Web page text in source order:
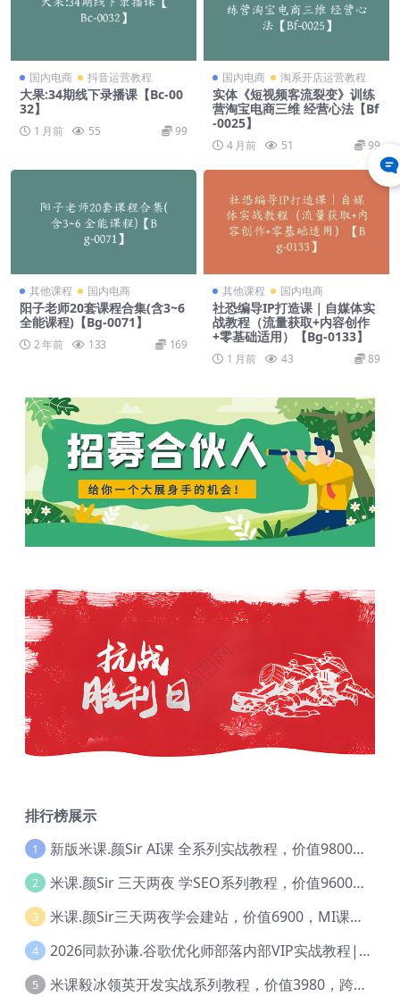
国内电商 抖音运营教程
大果:34期线下录播课【Bc-00
32】
1 月前 55 99
国内电商 淘系开店运营教程
实体《短视频客流裂变》训练
营淘宝电商三维 经营心法【Bf
-0025】
4 月前 51 99
其他课程 国内电商
阳子老师20套课程合集(含3~6
全能课程)【Bg-0071】
2 年前 133 169
其他课程 国内电商
社恐编导IP打造课｜自媒体实
战教程（流量获取+内容创作
+零基础适用）【Bg-0133】
1 月前 43 89
排行榜展示
1 新版米课.颜Sir AI课 全系列实战教程，价值9800，跨境首选！【Ag-0052】
2 米课.颜Sir 三天两夜 学SEO系列教程，价值9600元，跨境人都在学 【Ag-0056】
3 米课.颜Sir三天两夜学会建站，价值6900，MI课甄选课程 【Ag-0055】
4 2026同款孙谦.谷歌优化师部落内部VIP实战教程|价值4999元全网独家解码（官方报名版本）【@034】
5 米课毅冰领英开发实战系列教程，价值3980，跨境必选【Ag-0049】